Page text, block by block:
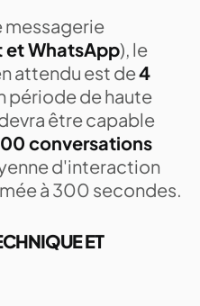
messagerie
et WhatsApp), le
attendu est de4
période de haute
être capable
conversations
d'interaction
à 300 secondes.
ET